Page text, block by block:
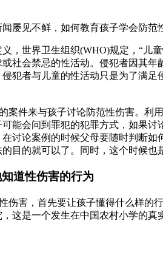
闻屡见不鲜，如何教育孩子学会防
，世界卫生组织(WHO)规定，“儿
社会禁忌的性活动。侵犯者因其
犯者与儿童的性活动只是为了满
案件来与孩子讨论防范性伤害。利
能会问到罪犯的犯罪方式，如果讨
讨论案例的时候父母要随时判断
目的就可以了。同时，这个时候
道性伤害的行为
伤害，首先要让孩子懂得什么样的
这是一个发生在中国农村小学的